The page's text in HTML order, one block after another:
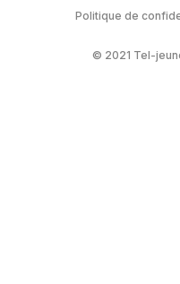
Politique de
© 2021 Tel-